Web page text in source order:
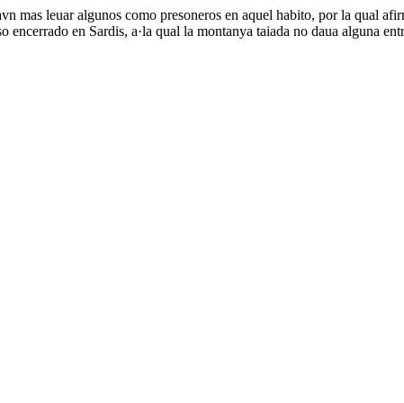
mas leuar algunos como presoneros en aquel habito, por la qual
encerrado en Sardis, a·la qual la montanya taiada no daua alguna